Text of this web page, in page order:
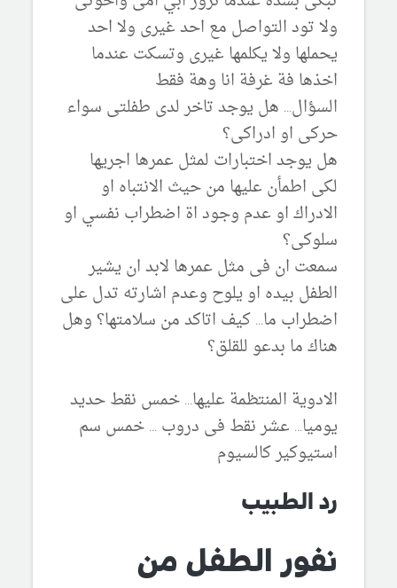
ولا تود التواصل مع احد غيرى ولا احد
يحملها ولا يكلمها غيرى وتسكت عندما
اخذها فة غرفة انا وهة فقط
السؤال... هل يوجد تاخر لدى طفلتى سواء
حركى او ادراكى؟
هل يوجد اختبارات لمثل عمرها اجريها
لكى اطمأن عليها من حيث الانتباه او
الادراك او عدم وجود اة اضطراب نفسي او
سلوكى؟
سمعت ان فى مثل عمرها لابد ان يشير
الطفل بيده او يلوح وعدم اشارته تدل على
اضطراب ما... كيف اتاكد من سلامتها؟ وهل
هناك ما بدعو للقلق؟
الادوية المنتظمة عليها... خمس نقط حديد
يوميا... عشر نقط فى دروب ... خمس سم
استيوكير كالسيوم
رد الطبيب
نفور الطفل من